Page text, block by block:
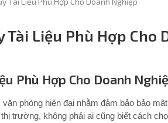
Liệu Phù Hợp Cho
Phù Hợp Cho Doanh
phòng hiện đại nhằm đảm bảo bảo
trường, không phải ai cũng biết cách